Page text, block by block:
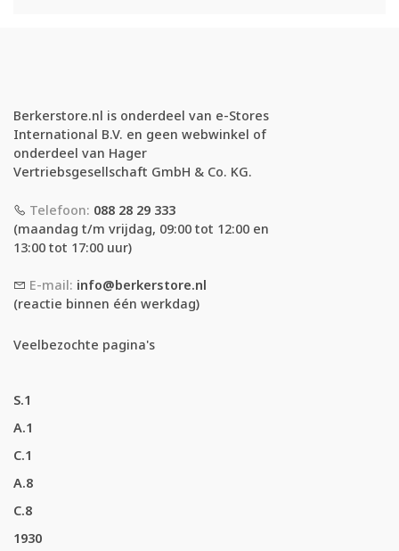
Berkerstore.nl is onderdeel van e-Stores
International B.V. en geen webwinkel of
onderdeel van Hager
Vertriebsgesellschaft GmbH & Co. KG.
Telefoon: 088 28 29 333
(maandag t/m vrijdag, 09:00 tot 12:00 en
13:00 tot 17:00 uur)
E-mail: info@berkerstore.nl
(reactie binnen één werkdag)
Veelbezochte pagina's
S.1
A.1
C.1
A.8
C.8
1930